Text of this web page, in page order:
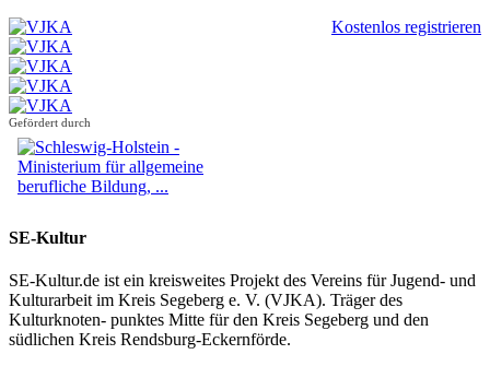
Kostenlos registrieren
Gefördert durch
SE-Kultur
SE-Kultur.de ist ein kreisweites Projekt des Vereins für Jugend- und
Kulturarbeit im Kreis Segeberg e. V. (VJKA). Träger des
Kulturknoten- punktes Mitte für den Kreis Segeberg und den
südlichen Kreis Rendsburg-Eckernförde.